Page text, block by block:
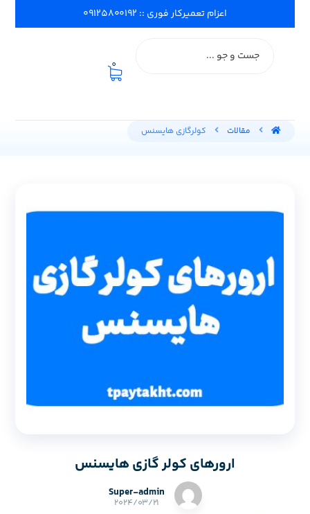
اعزام تعمیرکار فوری :: ۰۹۱۲۵۸۰۰۱۹۲
0
مقالات کولرگازی هایسنس
ارورهای کولر گازی هایسنس
Super-admin
۲۰۲۴/۰۳/۲۱